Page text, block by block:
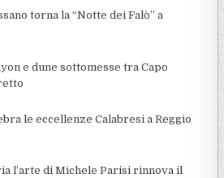
torna la “Notte dei Falò” a
e dune sottomesse tra Capo
le eccellenze Calabresi a Reggio
l’arte di Michele Parisi rinnova il